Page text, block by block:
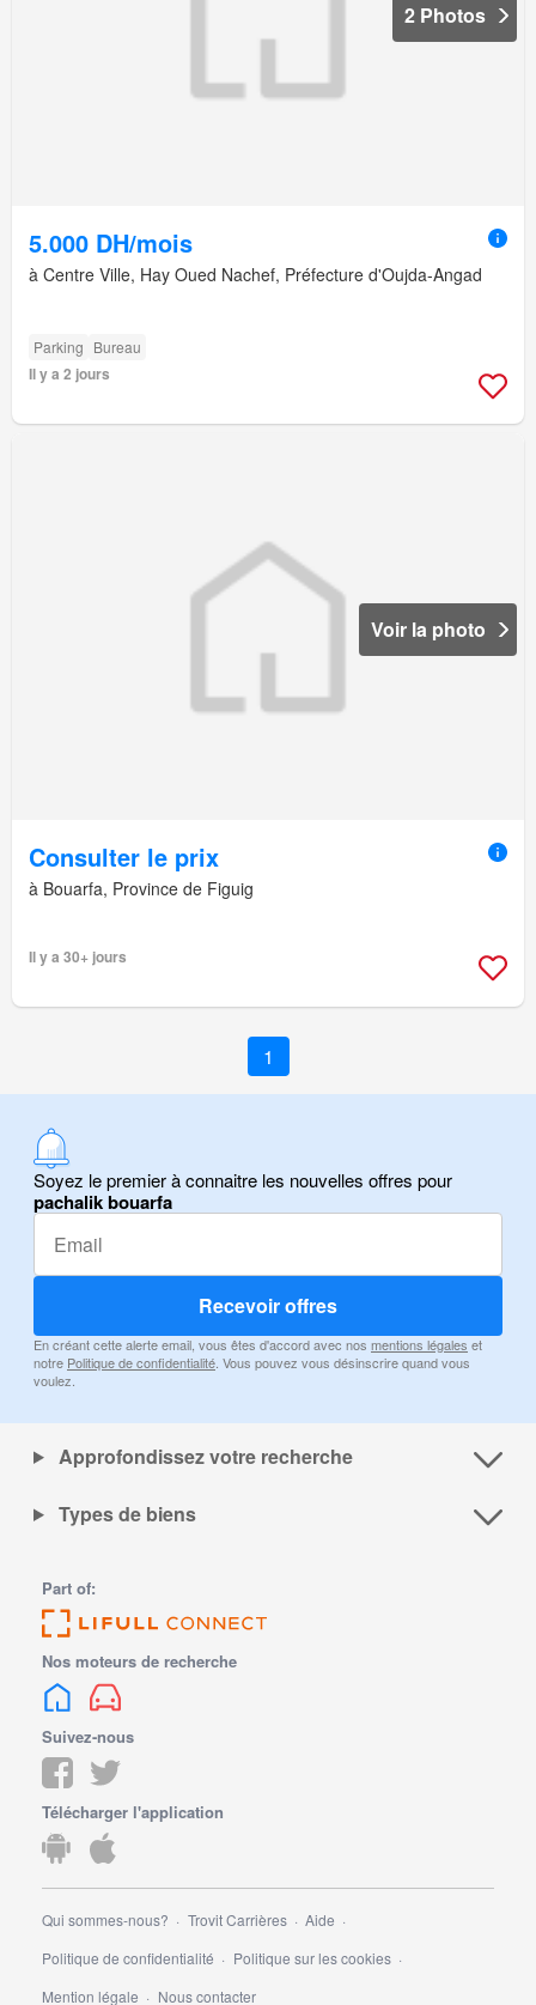
2 Photos
5.000 DH/mois
à Centre Ville, Hay Oued Nachef, Préfecture d'Oujda-Angad
Parking Bureau
Il y a 2 jours
Voir la photo
Consulter le prix
à Bouarfa, Province de Figuig
Il y a 30+ jours
1
Soyez le premier à connaitre les nouvelles offres pour
pachalik bouarfa
Recevoir offres
En créant cette alerte email, vous êtes d'accord avec nos mentions légales et
notre Politique de confidentialité . Vous pouvez vous désinscrire quand vous
voulez.
Approfondissez votre recherche
Types de biens
Part of:
Nos moteurs de recherche
Suivez-nous
Télécharger l'application
Qui sommes-nous? Trovit Carrières
Aide
Politique de confidentialité
Politique sur les cookies
Mention légale
Nous contacter